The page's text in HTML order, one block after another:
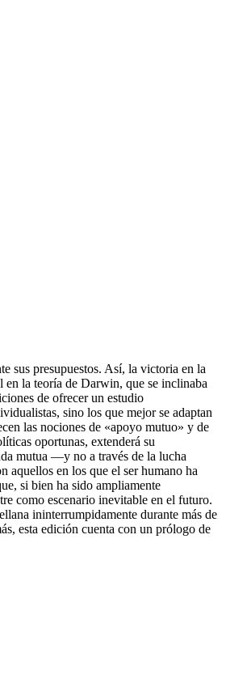
sus presupuestos. Así, la victoria en la
en la teoría de Darwin, que se inclinaba
de ofrecer un estudio
sino los que mejor se adaptan
las nociones de «apoyo mutuo» y de
oportunas, extenderá su
mutua —y no a través de la lucha
aquellos en los que el ser humano ha
si bien ha sido ampliamente
como escenario inevitable en el futuro.
ininterrumpidamente durante más de
esta edición cuenta con un prólogo de